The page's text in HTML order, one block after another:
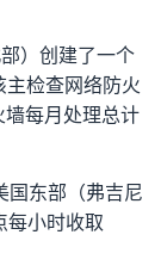
）创建了一个
主检查网络防火
每月处理总计
国东部（弗吉尼
每小时收取